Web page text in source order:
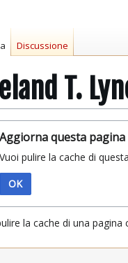
T.
Aggiorna questa pagina
Vuoi pulire la cache di
OK
la cache di una
Discussione